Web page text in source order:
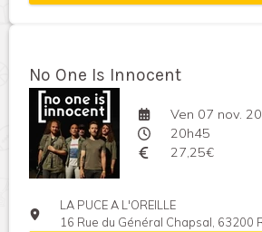
No One Is Innocent
Ven 07 nov.
20h45
27,25€
LA PUCE A L'OREILLE
16 Rue du Général Chapsal, 63200